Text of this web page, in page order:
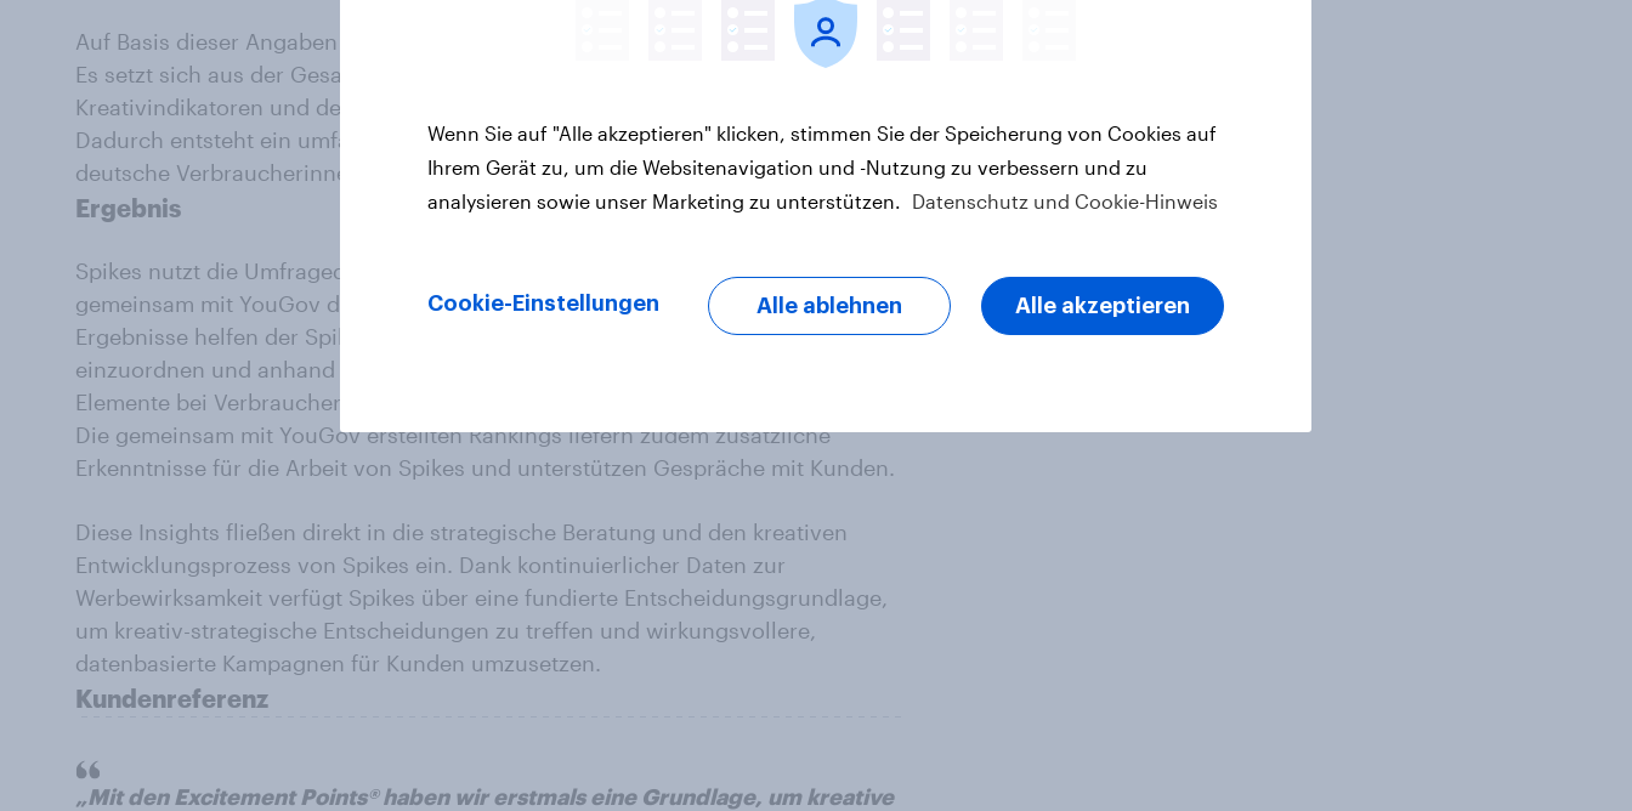
Auf Basis dieser Angaben wird schließlich das Werbelieblinge‑Ranking erstellt.
Es setzt sich aus der Gesamtzahl der Nennungen, den Ausprägungen der
Kreativindikatoren und dem emotionalen Score einer Kampagne zusammen.
Dadurch entsteht ein umfassendes Stimmungsbild darüber, welche Werbungen
deutsche Verbraucherinnen und Verbraucher aktuell am meisten begeistern.
Ergebnis
Spikes nutzt die Umfragedaten, um seine Excitement Points® zu erstellen und
gemeinsam mit YouGov das Werbelieblinge‑Ranking zu veröffentlichen. Die
Ergebnisse helfen der Spikes, Kampagnen branchenübergreifend präzise
einzuordnen und anhand der acht Kreativdimensionen zu erkennen, welche
Elemente bei Verbraucherinnen und Verbrauchern besonders wirkungsvoll sind.
Die gemeinsam mit YouGov erstellten Rankings liefern zudem zusätzliche
Erkenntnisse für die Arbeit von Spikes und unterstützen Gespräche mit Kunden.
Diese Insights fließen direkt in die strategische Beratung und den kreativen
Entwicklungsprozess von Spikes ein. Dank kontinuierlicher Daten zur
Werbewirksamkeit verfügt Spikes über eine fundierte Entscheidungsgrundlage,
um kreativ-strategische Entscheidungen zu treffen und wirkungsvollere,
datenbasierte Kampagnen für Kunden umzusetzen.
Kundenreferenz
„Mit den Excitement Points® haben wir erstmals eine Grundlage, um kreative
Wenn Sie auf "Alle akzeptieren" klicken, stimmen Sie der Speicherung von Cookies auf
Ihrem Gerät zu, um die Websitenavigation und -Nutzung zu verbessern und zu
analysieren sowie unser Marketing zu unterstützen. Datenschutz und Cookie-Hinweis
Cookie-Einstellungen Alle ablehnen Alle akzeptieren